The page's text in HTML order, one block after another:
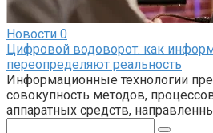
Новости 0
Цифровой водоворот: как
переопределяют реальность
Информационные технологии
совокупность методов,
аппаратных средств,